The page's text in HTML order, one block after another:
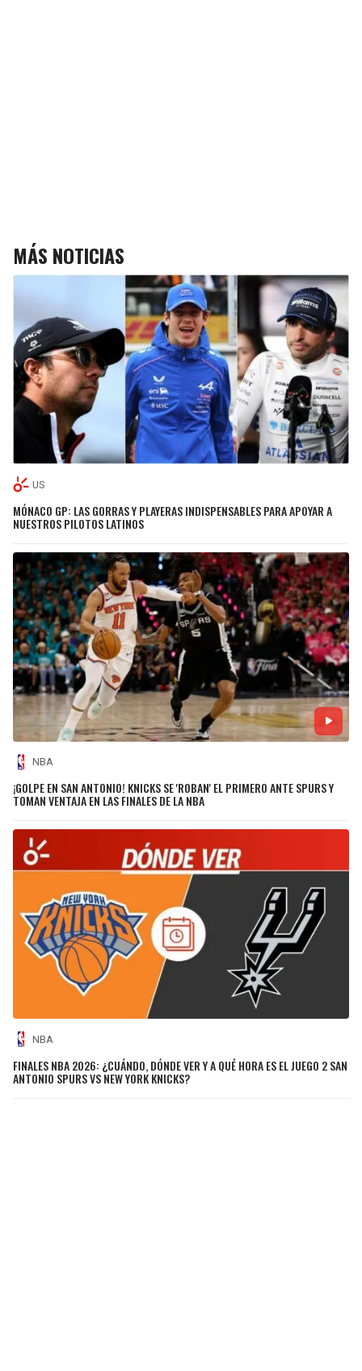
MÁS NOTICIAS
US
MÓNACO GP: LAS GORRAS Y PLAYERAS INDISPENSABLES PARA APOYAR A
NUESTROS PILOTOS LATINOS
NBA
¡GOLPE EN SAN ANTONIO! KNICKS SE 'ROBAN' EL PRIMERO ANTE SPURS Y
TOMAN VENTAJA EN LAS FINALES DE LA NBA
NBA
FINALES NBA 2026: ¿CUÁNDO, DÓNDE VER Y A QUÉ HORA ES EL JUEGO 2 SAN
ANTONIO SPURS VS NEW YORK KNICKS?